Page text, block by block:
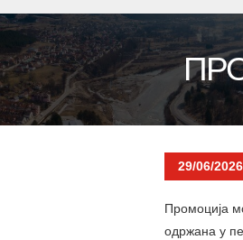
29/06/2026
Промоција
одржана у